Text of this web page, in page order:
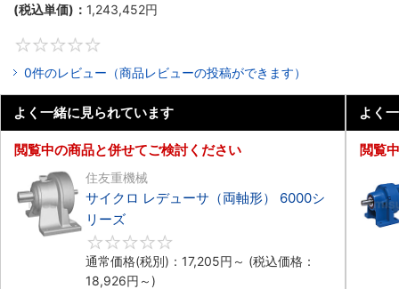
(税込単価)： 1,243,452円
0件のレビュー（商品レビューの投稿ができます）
よく一緒に見られています
閲覧中の商品と併せてご検討ください
住友重機械
サイクロ レデューサ（両軸形） 6000シ
リーズ
通常価格(税別)： 17,205円 ～ (税込価格：
18,926円 ～)
よく
閲覧